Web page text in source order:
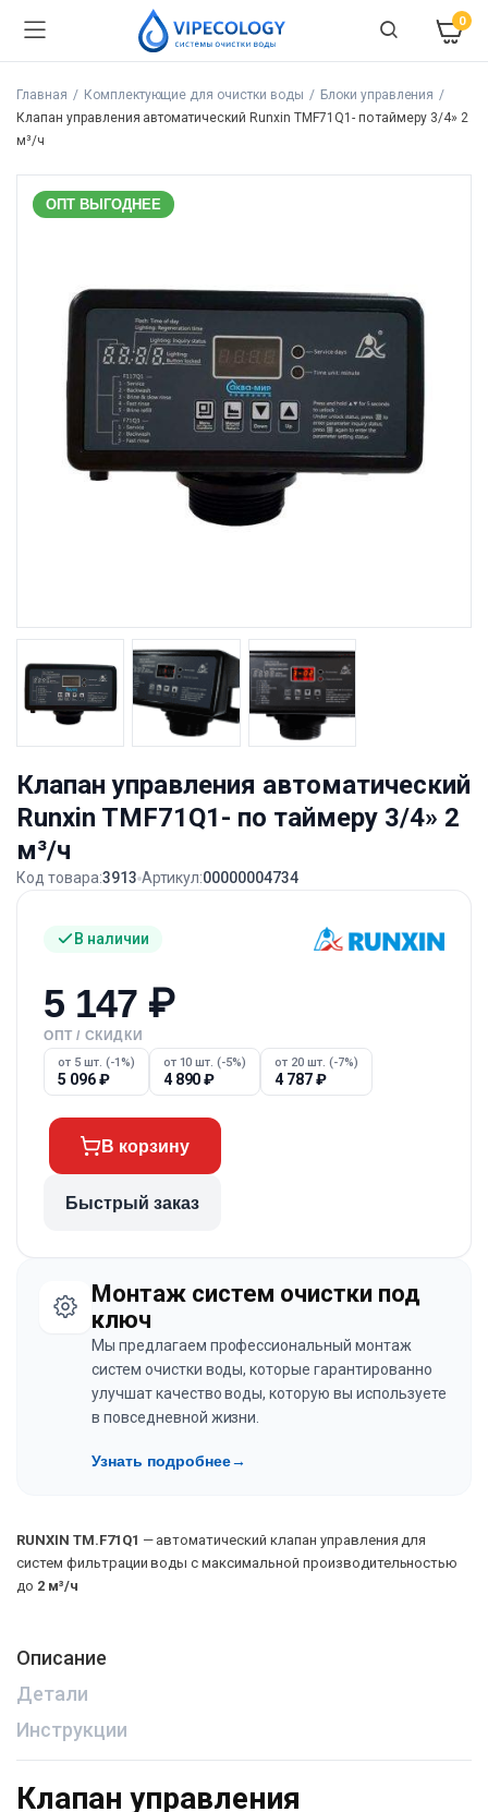
0
Главная Комплектующие для очистки воды
Блоки управления
Клапан управления автоматический Runxin TMF71Q1- по таймеру 3/4» 2
м³/ч
ОПТ ВЫГОДНЕЕ
Клапан управления автоматический
Runxin TMF71Q1- по таймеру 3/4» 2
м³/ч
Код товара:3913 Артикул:00000004734
В наличии
5 147 ₽
ОПТ / СКИДКИ
от 5 шт. (-1%)
5 096₽
от 10 шт. (-5%)
4 890₽
от 20 шт. (-7%)
4 787₽
В корзину
Быстрый заказ
Монтаж систем очистки под
ключ
Мы предлагаем профессиональный монтаж
систем очистки воды, которые гарантированно
улучшат качество воды, которую вы используете
в повседневной жизни.
Узнать подробнее→
RUNXIN TM.F71Q1 — автоматический клапан управления для
систем фильтрации воды с максимальной производительностью
до 2 м³/ч
Описание
Детали
Инструкции
Клапан управления